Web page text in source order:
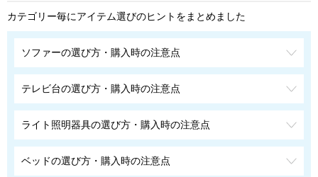
カテゴリー毎にアイテム選びのヒントをまとめました
ソファーの選び方・購入時の注意点
テレビ台の選び方・購入時の注意点
ライト照明器具の選び方・購入時の注意点
ベッドの選び方・購入時の注意点